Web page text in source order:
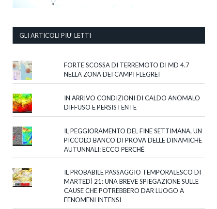
GLI ARTICOLI PIU’ LETTI
FORTE SCOSSA DI TERREMOTO DI MD 4.7
NELLA ZONA DEI CAMPI FLEGREI
IN ARRIVO CONDIZIONI DI CALDO ANOMALO
DIFFUSO E PERSISTENTE
IL PEGGIORAMENTO DEL FINE SETTIMANA, UN
PICCOLO BANCO DI PROVA DELLE DINAMICHE
AUTUNNALI: ECCO PERCHÉ
IL PROBABILE PASSAGGIO TEMPORALESCO DI
MARTEDÌ 21: UNA BREVE SPIEGAZIONE SULLE
CAUSE CHE POTREBBERO DAR LUOGO A
FENOMENI INTENSI